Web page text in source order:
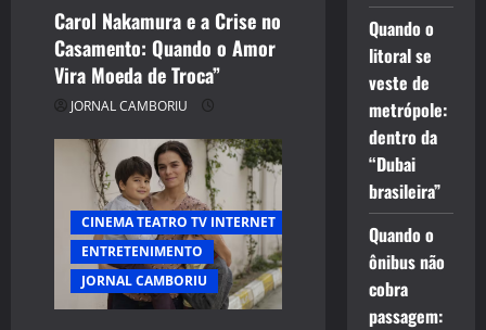
Carol Nakamura e a Crise no
Casamento: Quando o Amor
Vira Moeda de Troca”
JORNAL CAMBORIU
CINEMA TEATRO TV INTERNET
ENTRETENIMENTO
JORNAL CAMBORIU
Quando o
litoral se
veste de
metrópole:
dentro da
“Dubai
brasileira”
Quando o
ônibus não
cobra
passagem: